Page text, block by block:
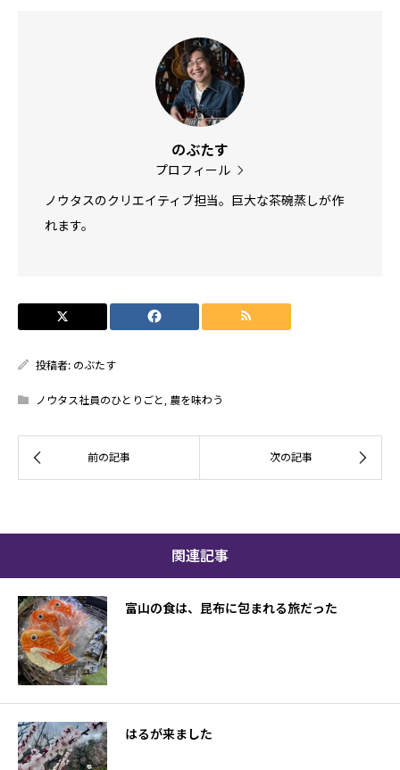
のぶたす
プロフィール
ノウタスのクリエイティブ担当。巨大な茶碗蒸しが作
れます。
投稿者: のぶたす
ノウタス社員のひとりごと, 農を味わう
関連記事
富山の食は、昆布に包まれる旅だった
はるが来ました